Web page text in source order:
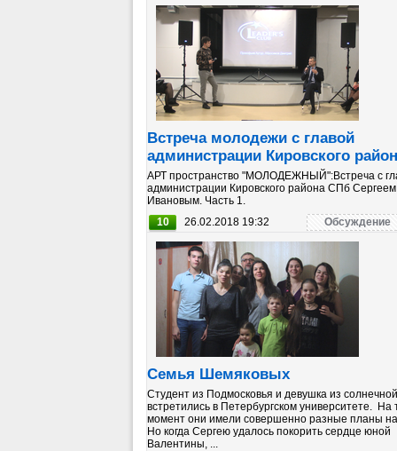
Встреча молодежи с главой
администрации Кировского
АРТ пространство "МОЛОДЕЖНЫЙ":Встреча с
администрации Кировского района СПб Сергеем
Ивановым. Часть 1.
10
26.02.2018 19:32 Обсуждение
Семья Шемяковых
Студент из Подмосковья и девушка из
встретились в Петербургском университете. На
момент они имели совершенно разные планы
Но когда Сергею удалось покорить сердце юной
Валентины, ...